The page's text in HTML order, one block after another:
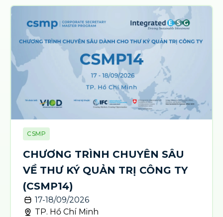
CSMP
CHƯƠNG TRÌNH CHUYÊN SÂU
VỀ THƯ KÝ QUẢN TRỊ CÔNG TY
(CSMP14)
17-18/09/2026
TP. Hồ Chí Minh